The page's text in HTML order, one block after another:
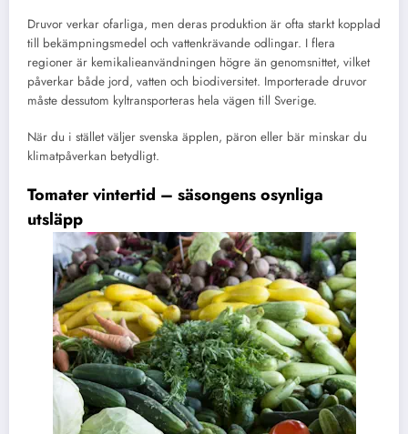
Druvor verkar ofarliga, men deras produktion är ofta starkt kopplad
till bekämpningsmedel och vattenkrävande odlingar. I flera
regioner är kemikalieanvändningen högre än genomsnittet, vilket
påverkar både jord, vatten och biodiversitet. Importerade druvor
måste dessutom kyltransporteras hela vägen till Sverige.
När du i stället väljer svenska äpplen, päron eller bär minskar du
klimatpåverkan betydligt.
Tomater vintertid – säsongens osynliga
utsläpp